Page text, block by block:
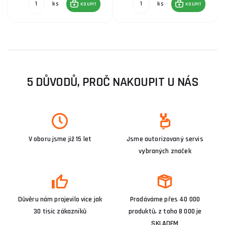
ks KOUPIT ks KOUPIT
5 DŮVODŮ, PROČ NAKOUPIT U NÁS
V oboru jsme již 15 let
Jsme autorizovaný servis
vybraných značek
Důvěru nám projevilo více jak
30 tisíc zákazníků
Prodáváme přes 40 000
produktů, z toho 8 000 je